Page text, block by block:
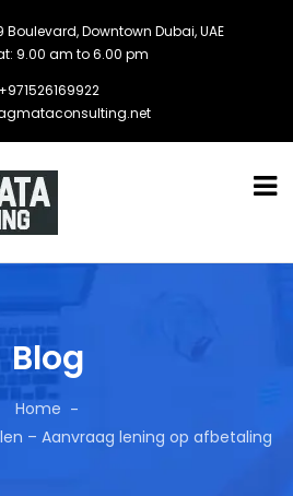
Boulevard, Downtown Dubai, UAE
9.00 am to 6.00 pm
+971526169922
Blog
Home
– Aanvraag lening op afbetaling